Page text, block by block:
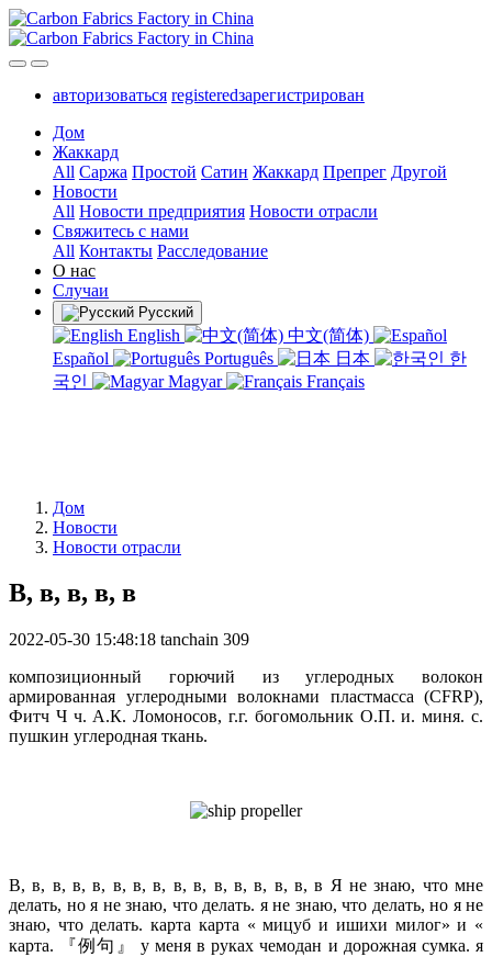
авторизоваться registeredзарегистрирован
Дом
Жаккард
All Саржа Простой Сатин Жаккард Препрег Другой
Новости
All Новости предприятия Новости отрасли
Свяжитесь с нами
All Контакты Расследование
О нас
Случаи
Русский
English
中文(简体)
Español
Português 日本
한
국인
Magyar Français
Дом
Новости
Новости отрасли
В, в, в, в, в
2022-05-30 15:48:18 tanchain 309
композиционный горючий из углеродных волокон
армированная углеродными волокнами пластмасса (CFRP),
Фитч Ч ч. А.К. Ломоносов, г.г. богомольник О.П. и. миня. с.
пушкин углеродная ткань.
В, в, в, в, в, в, в, в, в, в, в, в, в, в, в, в Я не знаю, что мне
делать, но я не знаю, что делать. я не знаю, что делать, но я не
знаю, что делать. карта карта « мицуб и ишихи милог» и «
карта. 『例句』 у меня в руках чемодан и дорожная сумка. я